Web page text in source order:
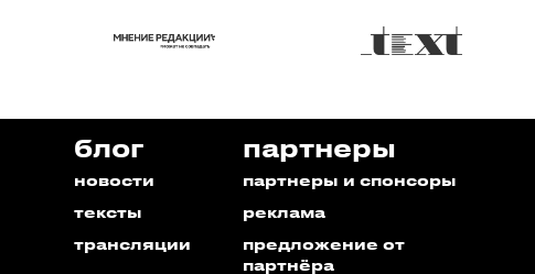
блог
новости
тексты
трансляции
партнеры
партнеры и спонсоры
реклама
предложение от
партнёра